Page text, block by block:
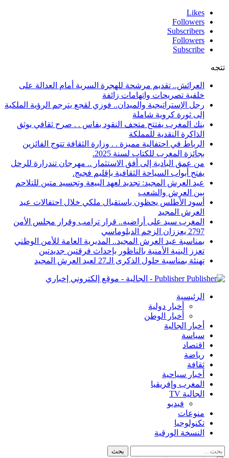
Likes
Followers
Subscribers
Followers
Subscribe
تتجه
العرائش.. تقديم مرشحة للهجرة السرية أمام العدالة على
خلفية تصريحات واتهامات زائفة
رجل الإستراتيجية والميدان.. فوزي لقجع يترجم الرؤية الملكية
إلى ثورة كروية شاملة
بنك المغرب يفتتح متحف النقود بفاس . . صرح ثقافي يوثق
الذاكرة النقدية للمملكة
الرباط في احتفالية مميزة . . وزارة الثقافة تتوج الفائزين
بجائزة المغرب للكتاب لسنة 2025.
من عمق البادية إلى أفق الاستثمار .. مهرجان تندرارة للرحل
يفتح أبواب السياحة الثقافية بإقليم فجيج.
عيد العرش المجيد: تجديد لعهد البيعة وتجسيد متين للتلاحم
بين العرش والشعب
أسود الأطلس يحظون باستقبال ملكي خلال احتفالات عيد
العرش المجيد
المغرب سيد على أراضيه.. قرار ترامب وقرار مجلس الأمن
2797 يعززان الزخم الدبلوماسي
بمناسبة عيد العرش المجيد.. المديرية العامة للأمن الوطني
تعزز البنية الأمنية بالناظور بإحداث فرقتين جديدتين
تهنئة بمناسبة حلول الذكرى الـ27 لعيد العرش المجيد
Publisher - الجالية - موقع إلكتروني إخباري
الرئيسية
أخبار دولية
أخبار الوطن
أخبار الجالية
سياسة
اقتصاد
رياضة
ثقافة
أخبار سياحية
المغرب وإفريقيا
الجالية TV
فيديو
منوعات
تكنولوجيا
النسخة الورقية